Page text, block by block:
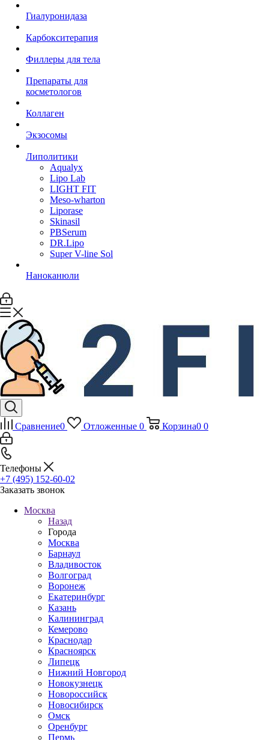
Гиалуронидаза
Карбокситерапия
Филлеры для тела
Препараты для
косметологов
Коллаген
Экзосомы
Липолитики
Aqualyx
Lipo Lab
LIGHT FIT
Meso-wharton
Liporase
Skinasil
PBSerum
DR.Lipo
Super V-line Sol
Наноканюли
Сравнение0 Отложенные 0 Корзина0 0
Телефоны
+7 (495) 152-60-02
Заказать звонок
Москва
Назад
Города
Москва
Барнаул
Владивосток
Волгоград
Воронеж
Екатеринбург
Казань
Калининград
Кемерово
Краснодар
Красноярск
Липецк
Нижний Новгород
Новокузнецк
Новороссийск
Новосибирск
Омск
Оренбург
Пермь